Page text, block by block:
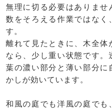
無理に切る必要はありませ
数をそろえる作業ではなく
す。
離れて見たときに、木全体
なら、少し重い状態です。
葉の濃い部分と薄い部分に
かしが効いています。
和風の庭でも洋風の庭でも